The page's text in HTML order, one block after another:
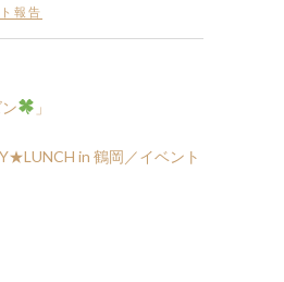
報告
」
in 鶴岡／イベント